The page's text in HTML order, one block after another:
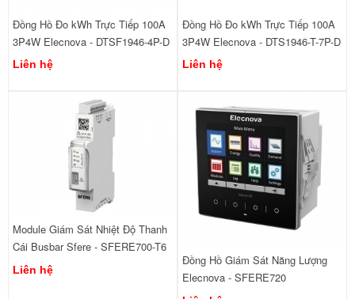
Đồng Hồ Đo kWh Trực Tiếp 100A
3P4W Elecnova - DTSF1946-4P-D
Liên hệ
Đồng Hồ Đo kWh Trực Tiếp 100A
3P4W Elecnova - DTS1946-T-7P-D
Liên hệ
Module Giám Sát Nhiệt Độ Thanh
Cái Busbar Sfere - SFERE700-T6
Liên hệ
Đồng Hồ Giám Sát Năng Lượng
Elecnova - SFERE720